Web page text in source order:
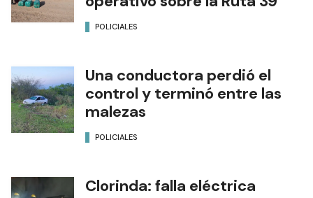
POLICIALES
Una conductora perdió el
control y terminó entre las
malezas
POLICIALES
Clorinda: falla eléctrica